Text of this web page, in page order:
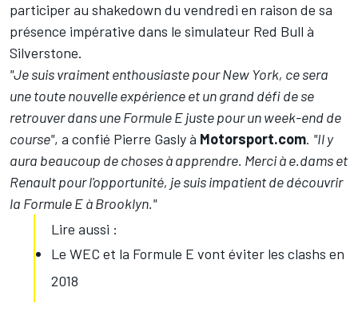
participer au shakedown du vendredi en raison de sa
présence impérative dans le simulateur Red Bull à
Silverstone.
"Je suis vraiment enthousiaste pour New York, ce sera
une toute nouvelle expérience et un grand défi de se
retrouver dans une Formule E juste pour un week-end de
course", a confié Pierre Gasly à Motorsport.com. "Il y
aura beaucoup de choses à apprendre. Merci à e.dams et
Renault pour l'opportunité, je suis impatient de découvrir
la Formule E à Brooklyn."
Lire aussi :
Le WEC et la Formule E vont éviter les clashs en
2018